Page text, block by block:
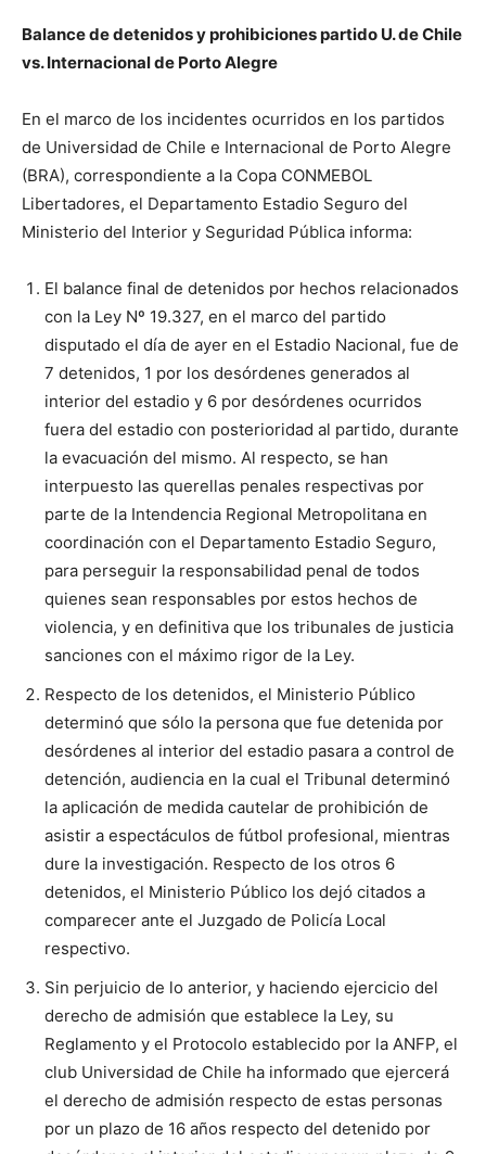
Balance de detenidos y prohibiciones partido U. de Chile
vs. Internacional de Porto Alegre
En el marco de los incidentes ocurridos en los partidos
de Universidad de Chile e Internacional de Porto Alegre
(BRA), correspondiente a la Copa CONMEBOL
Libertadores, el Departamento Estadio Seguro del
Ministerio del Interior y Seguridad Pública informa:
El balance final de detenidos por hechos relacionados
con la Ley Nº 19.327, en el marco del partido
disputado el día de ayer en el Estadio Nacional, fue de
7 detenidos, 1 por los desórdenes generados al
interior del estadio y 6 por desórdenes ocurridos
fuera del estadio con posterioridad al partido, durante
la evacuación del mismo. Al respecto, se han
interpuesto las querellas penales respectivas por
parte de la Intendencia Regional Metropolitana en
coordinación con el Departamento Estadio Seguro,
para perseguir la responsabilidad penal de todos
quienes sean responsables por estos hechos de
violencia, y en definitiva que los tribunales de justicia
sanciones con el máximo rigor de la Ley.
Respecto de los detenidos, el Ministerio Público
determinó que sólo la persona que fue detenida por
desórdenes al interior del estadio pasara a control de
detención, audiencia en la cual el Tribunal determinó
la aplicación de medida cautelar de prohibición de
asistir a espectáculos de fútbol profesional, mientras
dure la investigación. Respecto de los otros 6
detenidos, el Ministerio Público los dejó citados a
comparecer ante el Juzgado de Policía Local
respectivo.
Sin perjuicio de lo anterior, y haciendo ejercicio del
derecho de admisión que establece la Ley, su
Reglamento y el Protocolo establecido por la ANFP, el
club Universidad de Chile ha informado que ejercerá
el derecho de admisión respecto de estas personas
por un plazo de 16 años respecto del detenido por